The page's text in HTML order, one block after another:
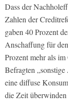
Dass der
Zahlen der
gaben 40 Prozent
Anschaffung für
Prozent mehr als
Befragten
eine diffuse
die Zeit